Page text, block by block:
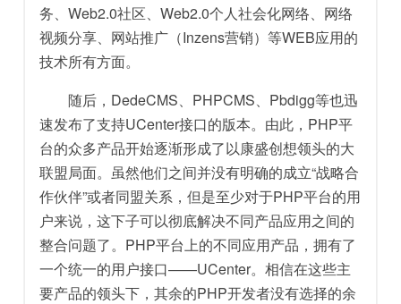
务、Web2.0社区、Web2.0个人社会化网络、网络
视频分享、网站推广（Inzens营销）等WEB应用的
技术所有方面。
随后，DedeCMS、PHPCMS、Pbdigg等也迅
速发布了支持UCenter接口的版本。由此，PHP平
台的众多产品开始逐渐形成了以康盛创想领头的大
联盟局面。虽然他们之间并没有明确的成立“战略合
作伙伴”或者同盟关系，但是至少对于PHP平台的用
户来说，这下子可以彻底解决不同产品应用之间的
整合问题了。PHP平台上的不同应用产品，拥有了
一个统一的用户接口——UCenter。相信在这些主
要产品的领头下，其余的PHP开发者没有选择的余